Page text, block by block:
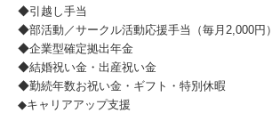
◆引越し手当
◆部活動／サークル活動応援手当（毎月2,000円）
◆企業型確定拠出年金
◆結婚祝い金・出産祝い金
◆勤続年数お祝い金・ギフト・特別休暇
◆キャリアアップ支援